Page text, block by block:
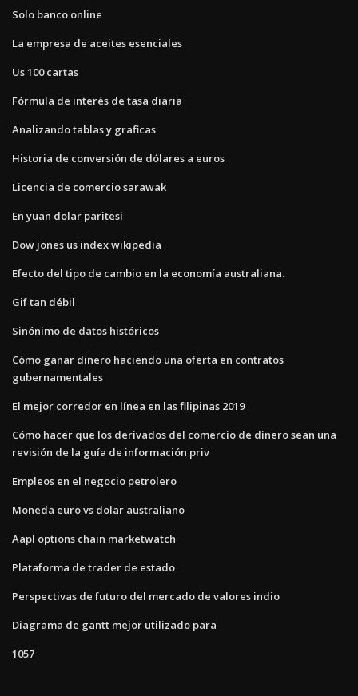
Solo banco online
La empresa de aceites esenciales
Us 100 cartas
Fórmula de interés de tasa diaria
Analizando tablas y graficas
Historia de conversión de dólares a euros
Licencia de comercio sarawak
En yuan dolar paritesi
Dow jones us index wikipedia
Efecto del tipo de cambio en la economía australiana.
Gif tan débil
Sinónimo de datos históricos
Cómo ganar dinero haciendo una oferta en contratos
gubernamentales
El mejor corredor en línea en las filipinas 2019
Cómo hacer que los derivados del comercio de dinero sean una
revisión de la guía de información priv
Empleos en el negocio petrolero
Moneda euro vs dolar australiano
Aapl options chain marketwatch
Plataforma de trader de estado
Perspectivas de futuro del mercado de valores indio
Diagrama de gantt mejor utilizado para
1057